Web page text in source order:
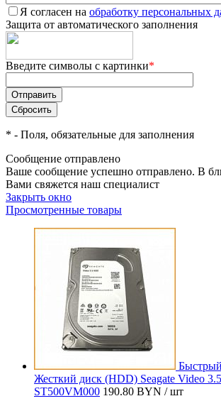
Я согласен на обработку персональных
Защита от автоматического заполнения
Введите символы с картинки*
* - Поля, обязательные для заполнения
Сообщение отправлено
Ваше сообщение успешно отправлено. В
Вами свяжется наш специалист
Закрыть окно
Просмотренные товары
Жесткий диск (HDD) Seagate Video
ST500VM000 190.80 BYN / шт